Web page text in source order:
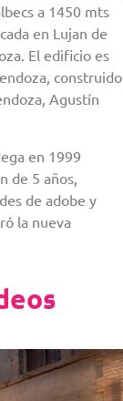
a 1450 mts
en Lujan de
El edificio es
construido
Agustín
en 1999
de 5 años,
de adobe y
la nueva